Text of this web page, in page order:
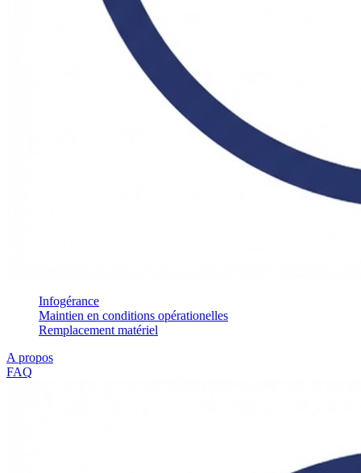
Infogérance
Maintien en conditions opérationelles
Remplacement matériel
A propos
FAQ